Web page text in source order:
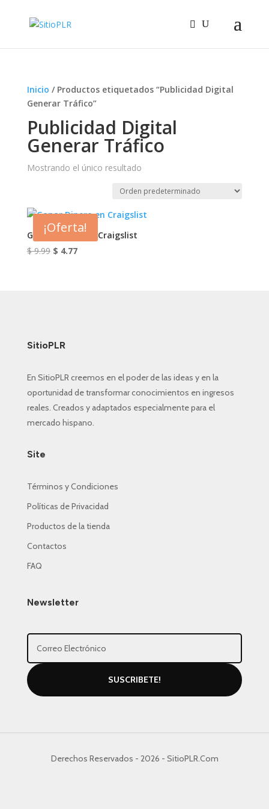
Inicio / Productos etiquetados “Publicidad Digital
Generar Tráfico”
Publicidad Digital
Generar Tráfico
Mostrando el único resultado
¡Oferta!
Ganar Dinero en Craigslist
$9.99 El
$ 4.77El
SitioPLR
En SitioPLR creemos en el poder de las ideas y en la
oportunidad de transformar conocimientos en ingresos
reales. Creados y adaptados especialmente para el
mercado hispano.
Site
Términos y Condiciones
Políticas de Privacidad
Productos de la tienda
Contactos
FAQ
Newsletter
SUSCRIBETE!
Derechos Reservados - 2026 - SitioPLR.Com